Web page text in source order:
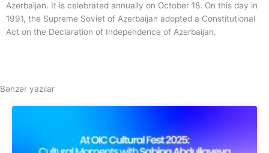
Azerbaijan. It is celebrated annually on October 18. On this day in
1991, the Supreme Soviet of Azerbaijan adopted a Constitutional
Act on the Declaration of Independence of Azerbaijan.
Bənzər yazılar